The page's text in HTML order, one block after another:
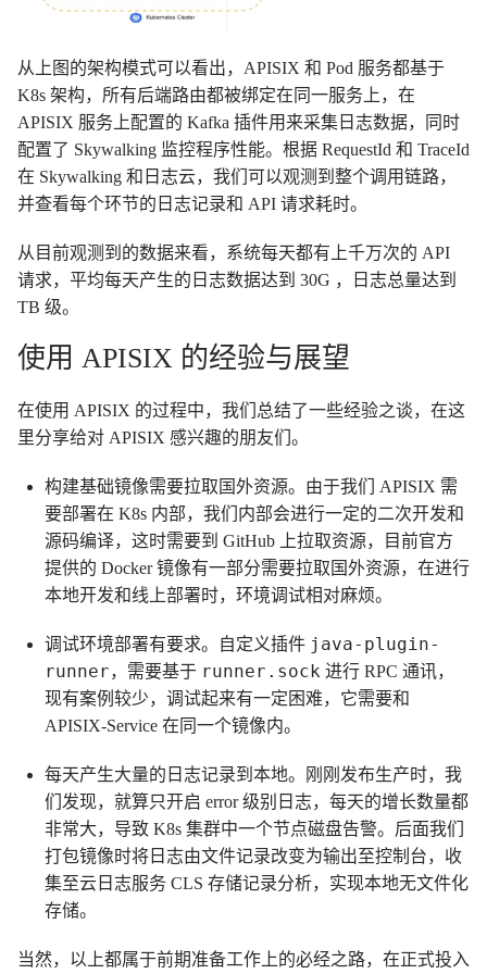
从上图的架构模式可以看出，APISIX 和 Pod 服务都基于
K8s 架构，所有后端路由都被绑定在同一服务上，在
APISIX 服务上配置的 Kafka 插件用来采集日志数据，同时
配置了 Skywalking 监控程序性能。根据 RequestId 和 TraceId
在 Skywalking 和日志云，我们可以观测到整个调用链路，
并查看每个环节的日志记录和 API 请求耗时。
从目前观测到的数据来看，系统每天都有上千万次的 API
请求，平均每天产生的日志数据达到 30G ，日志总量达到
TB 级。
使用 APISIX 的经验与展望
在使用 APISIX 的过程中，我们总结了一些经验之谈，在这
里分享给对 APISIX 感兴趣的朋友们。
构建基础镜像需要拉取国外资源。由于我们 APISIX 需
要部署在 K8s 内部，我们内部会进行一定的二次开发和
源码编译，这时需要到 GitHub 上拉取资源，目前官方
提供的 Docker 镜像有一部分需要拉取国外资源，在进行
本地开发和线上部署时，环境调试相对麻烦。
调试环境部署有要求。自定义插件 java-plugin-
runner，需要基于 runner.sock 进行 RPC 通讯，
现有案例较少，调试起来有一定困难，它需要和
APISIX-Service 在同一个镜像内。
每天产生大量的日志记录到本地。刚刚发布生产时，我
们发现，就算只开启 error 级别日志，每天的增长数量都
非常大，导致 K8s 集群中一个节点磁盘告警。后面我们
打包镜像时将日志由文件记录改变为输出至控制台，收
集至云日志服务 CLS 存储记录分析，实现本地无文件化
存储。
当然，以上都属于前期准备工作上的必经之路，在正式投入